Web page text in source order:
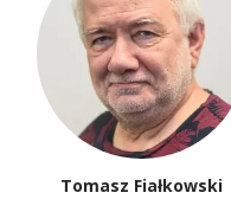
Tomasz Fiałkowski